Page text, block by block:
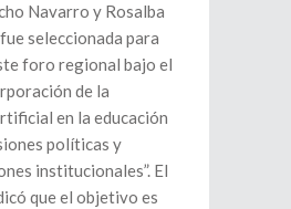
Navarro y Rosalba
seleccionada para
foro regional bajo el
de la
en la educación
políticas y
institucionales”. El
que el objetivo es